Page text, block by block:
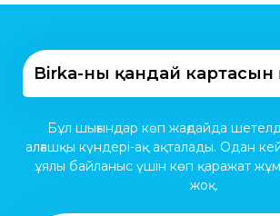
Birka-ның қандай картасын
Бұл шығындар көп жағдайда
алғашқы күндері-ақ ақталады. Одан
ұялы байланыс үшін көп қаражат
жоқ.